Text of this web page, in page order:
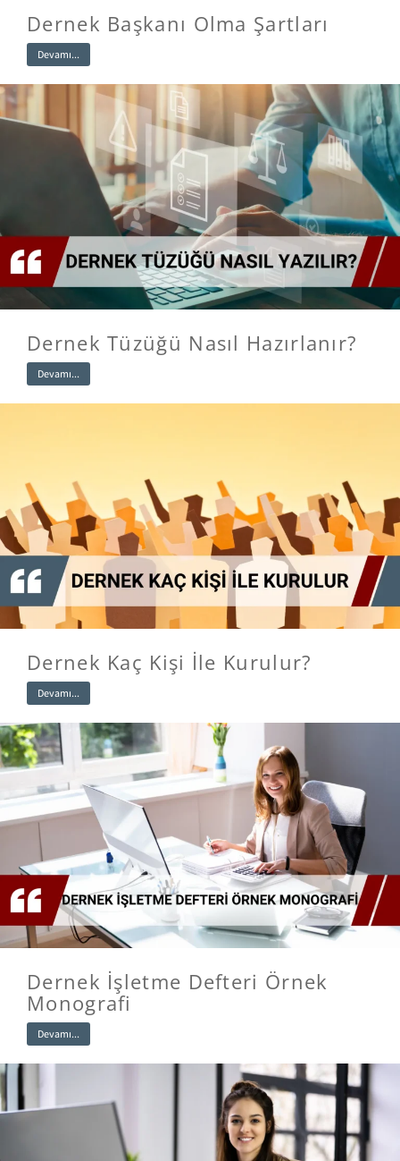
Dernek Başkanı Olma Şartları
Devamı...
Dernek Tüzüğü Nasıl Hazırlanır?
Devamı...
Dernek Kaç Kişi İle Kurulur?
Devamı...
Dernek İşletme Defteri Örnek
Monografi
Devamı...